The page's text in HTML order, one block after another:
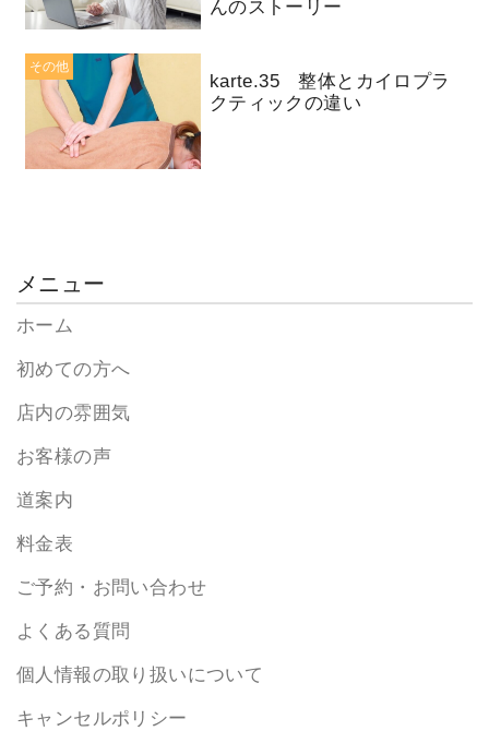
んのストーリー
その他
karte.35 整体とカイロプラ
クティックの違い
メニュー
ホーム
初めての方へ
店内の雰囲気
お客様の声
道案内
料金表
ご予約・お問い合わせ
よくある質問
個人情報の取り扱いについて
キャンセルポリシー